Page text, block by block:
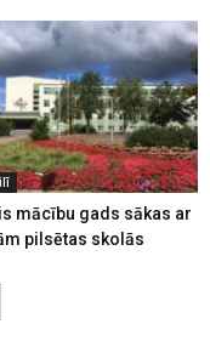
mācību gads sākas ar
pilsētas skolās